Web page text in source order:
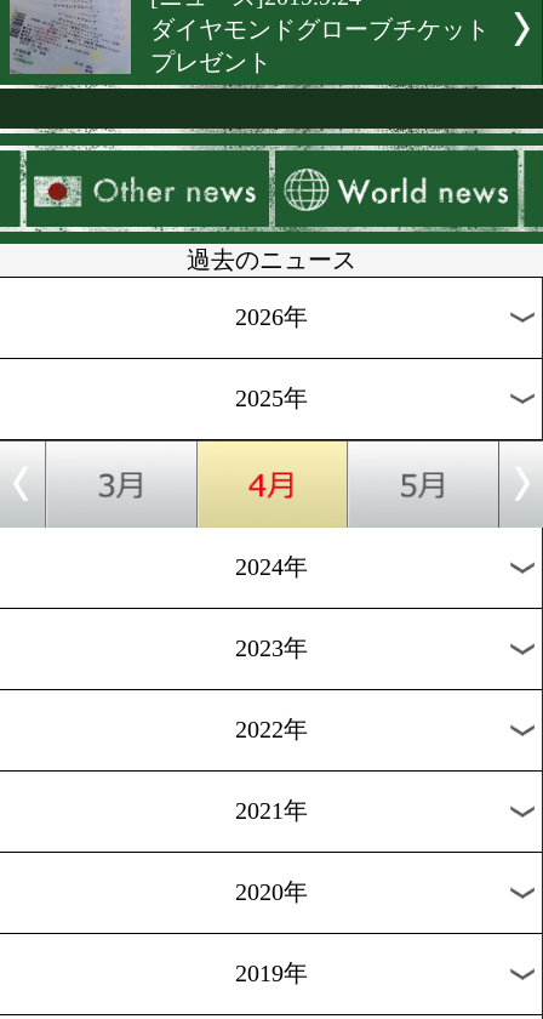
全日本新人王決定戦チケッ
レゼント
[テレビ欄]2019.11.6
プロフェッショナル仕事の
「モンスターの素顔」
[ニュース]2019.10.23
阪下優友からうれしいプレ
ト
[ニュース]2019.10.15
レゼント
[ニュース]2019.9.24
プレゼント
2026年